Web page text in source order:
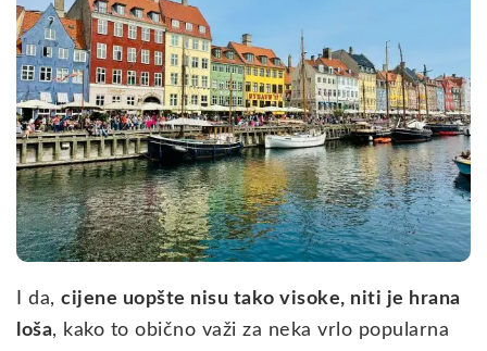
I da, cijene uopšte nisu tako visoke, niti je hrana
loša, kako to obično važi za neka vrlo popularna